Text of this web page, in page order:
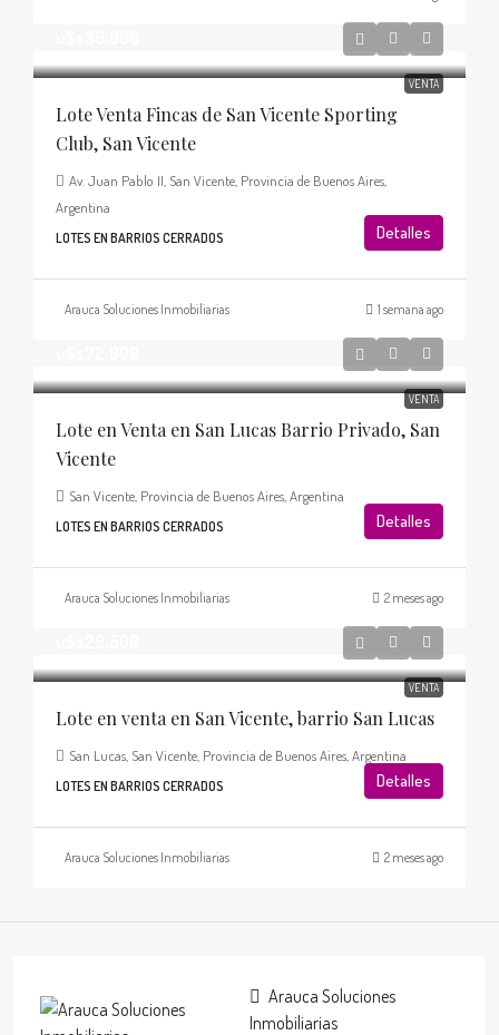
VENTA
Lote Venta Fincas de San Vicente Sporting
Club, San Vicente
Av. Juan Pablo II, San Vicente, Provincia de Buenos Aires,
Argentina
LOTES EN BARRIOS CERRADOS Detalles
Arauca Soluciones Inmobiliarias 1 semana ago
VENTA
Lote en Venta en San Lucas Barrio Privado, San
Vicente
San Vicente, Provincia de Buenos Aires, Argentina
LOTES EN BARRIOS CERRADOS Detalles
Arauca Soluciones Inmobiliarias 2 meses ago
VENTA
Lote en venta en San Vicente, barrio San Lucas
San Lucas, San Vicente, Provincia de Buenos Aires, Argentina
LOTES EN BARRIOS CERRADOS Detalles
Arauca Soluciones Inmobiliarias 2 meses ago
Arauca Soluciones
Inmobiliarias